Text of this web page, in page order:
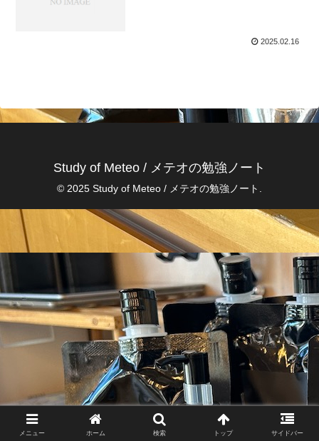
2025.02.16
Study of Meteo / メテオの勉強ノート
© 2025 Study of Meteo / メテオの勉強ノート.
メニュー ホーム 検索 トップ サイドバー